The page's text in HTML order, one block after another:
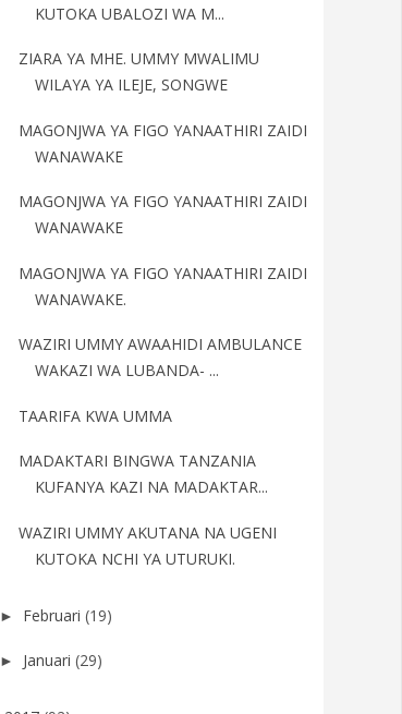
KUTOKA UBALOZI WA M...
ZIARA YA MHE. UMMY MWALIMU
WILAYA YA ILEJE, SONGWE
MAGONJWA YA FIGO YANAATHIRI ZAIDI
WANAWAKE
MAGONJWA YA FIGO YANAATHIRI ZAIDI
WANAWAKE
MAGONJWA YA FIGO YANAATHIRI ZAIDI
WANAWAKE.
WAZIRI UMMY AWAAHIDI AMBULANCE
WAKAZI WA LUBANDA- ...
TAARIFA KWA UMMA
MADAKTARI BINGWA TANZANIA
KUFANYA KAZI NA MADAKTAR...
WAZIRI UMMY AKUTANA NA UGENI
KUTOKA NCHI YA UTURUKI.
► Februari (19)
► Januari (29)